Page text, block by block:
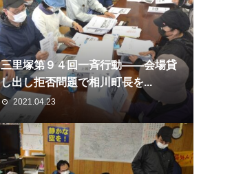
三里塚第９４回一斉行動――会場貸
し出し拒否問題で相川町長を...
2021.04.23